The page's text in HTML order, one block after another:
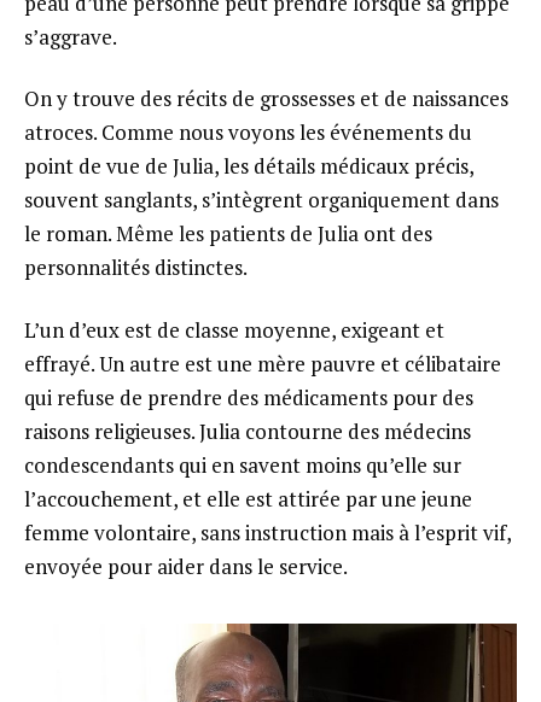
s’aggrave.
On y trouve des récits de grossesses et de naissances
atroces. Comme nous voyons les événements du
point de vue de Julia, les détails médicaux précis,
souvent sanglants, s’intègrent organiquement dans
le roman. Même les patients de Julia ont des
personnalités distinctes.
L’un d’eux est de classe moyenne, exigeant et
effrayé. Un autre est une mère pauvre et célibataire
qui refuse de prendre des médicaments pour des
raisons religieuses. Julia contourne des médecins
condescendants qui en savent moins qu’elle sur
l’accouchement, et elle est attirée par une jeune
femme volontaire, sans instruction mais à l’esprit vif,
envoyée pour aider dans le service.